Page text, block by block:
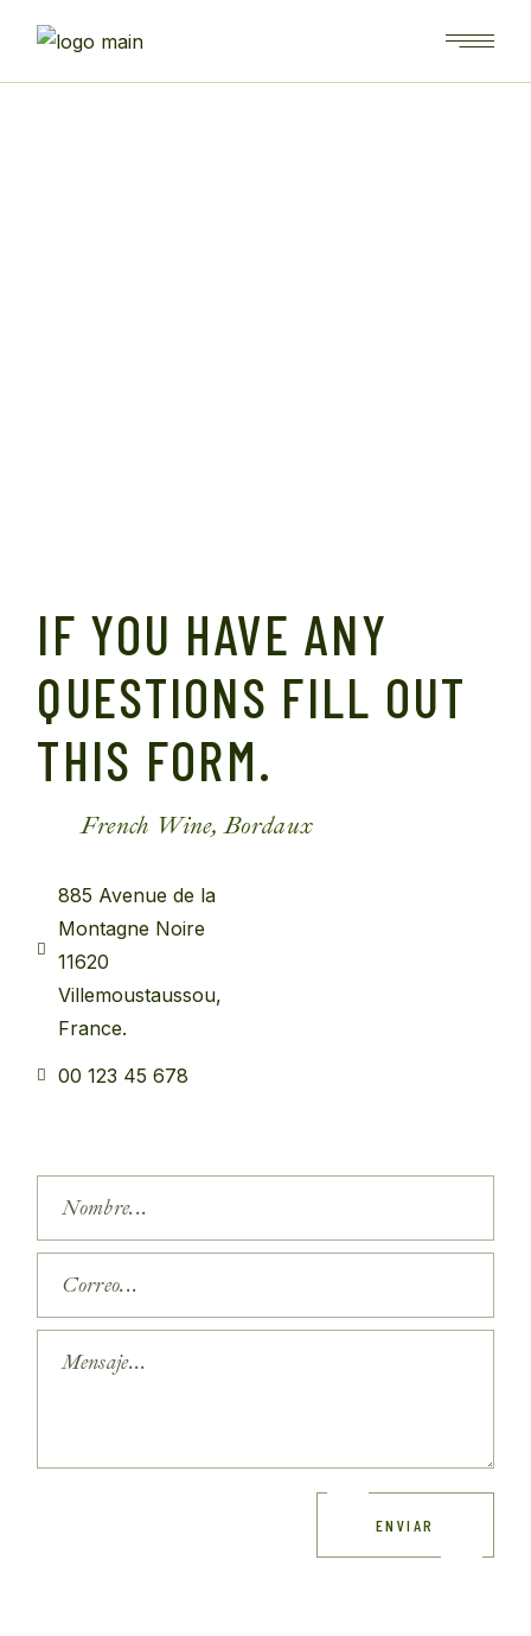
IF YOU HAVE ANY
QUESTIONS FILL OUT
THIS FORM.
French Wine, Bordaux
885 Avenue de la
Montagne Noire
11620
Villemoustaussou,
France.
00 123 45 678
ENVIAR